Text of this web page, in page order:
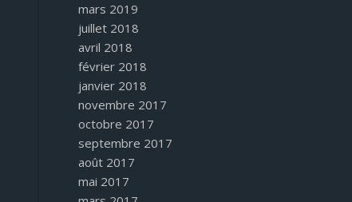
mars 2019
juillet 2018
avril 2018
février 2018
janvier 2018
novembre 2017
octobre 2017
septembre 2017
août 2017
mai 2017